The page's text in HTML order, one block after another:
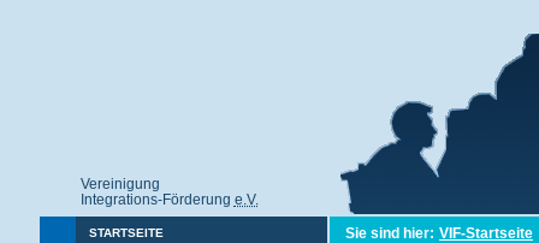
Vereinigung
Integrations-Förderung e.V.
STARTSEITE Sie sind hier: VIF-Startseite